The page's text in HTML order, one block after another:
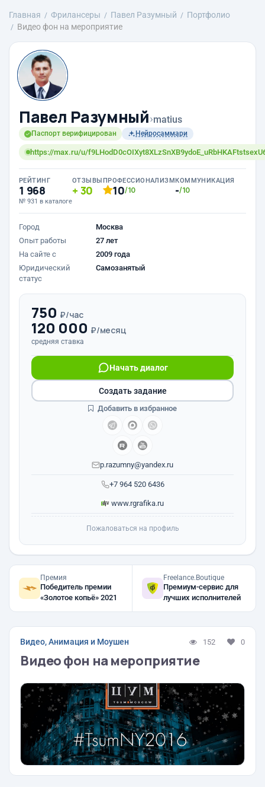
Главная Фрилансеры Павел Разумный
Портфолио
Видео фон на мероприятие
Павел Разумный›matius
Паспорт верифицирован Нейросаммари
https://max.ru/u/
РЕЙТИНГ
1 968
№ 931 в каталоге
ОТЗЫВЫ
30
ПРОФЕССИОНАЛИЗМ
10/10
КОММУНИКАЦИЯ
-/10
Город
Москва
Опыт работы
27 лет
На сайте с
2009 года
Юридический
статус
Самозанятый
750 ₽/час
120 000 ₽/месяц
средняя ставка
+7 964 520 6436
Начать диалог
p.razumny@yandex.ru
www.rgrafika.ru
Создать задание
Добавить в избранное
Пожаловаться на профиль
Премия
Победитель премии
«Золотое копьё» 2021
Freelance.Boutique
Премиум-сервис для
лучших исполнителей
Видео, Анимация и Моушен 152 0
Видео фон на мероприятие